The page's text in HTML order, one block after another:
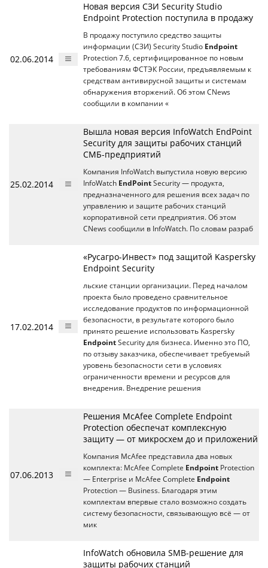
02.06.2014
Новая версия СЗИ Security Studio
Endpoint Protection поступила в продажу
В продажу поступило средство защиты
информации (СЗИ) Security Studio Endpoint
Protection 7.6, сертифицированное по новым
требованиям ФСТЭК России, предъявляемым к
средствам антивирусной защиты и системам
обнаружения вторжений. Об этом CNews
сообщили в компании «
25.02.2014
Вышла новая версия InfoWatch EndPoint
Security для защиты рабочих станций
СМБ-предприятий
Компания InfoWatch выпустила новую версию
InfoWatch EndPoint Security — продукта,
предназначенного для решения всех задач по
управлению и защите рабочих станций
корпоративной сети предприятия. Об этом
CNews сообщили в InfoWatch. По словам разраб
17.02.2014
«Русагро-Инвест» под защитой Kaspersky
Endpoint Security
льские станции организации. Перед началом
проекта было проведено сравнительное
исследование продуктов по информационной
безопасности, в результате которого было
принято решение использовать Kaspersky
Endpoint Security для бизнеса. Именно это ПО,
по отзыву заказчика, обеспечивает требуемый
уровень безопасности сети в условиях
ограниченности времени и ресурсов для
внедрения. Внедрение решения
07.06.2013
Решения McAfee Complete Endpoint
Protection обеспечат комплексную
защиту — от микросхем до и приложений
Компания McAfee представила два новых
комплекта: McAfee Complete Endpoint Protection
— Enterprise и McAfee Complete Endpoint
Protection — Business. Благодаря этим
комплектам впервые стало возможно создать
систему безопасности, связывающую всё — от
мик
InfoWatch обновила SMB-решение для
защиты рабочих станций